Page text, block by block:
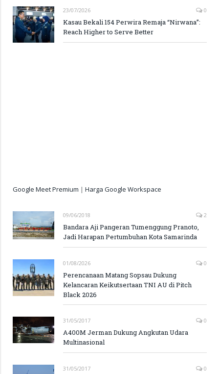
23/07/2026 0
Kasau Bekali 154 Perwira Remaja “Nirwana”:
Reach Higher to Serve Better
Google Meet Premium | Harga Google Workspace
09/06/2018 2
Bandara Aji Pangeran Tumenggung Pranoto,
Jadi Harapan Pertumbuhan Kota Samarinda
01/08/2026 0
Perencanaan Matang Sopsau Dukung
Kelancaran Keikutsertaan TNI AU di Pitch
Black 2026
31/05/2017 0
A400M Jerman Dukung Angkutan Udara
Multinasional
31/05/2017 0